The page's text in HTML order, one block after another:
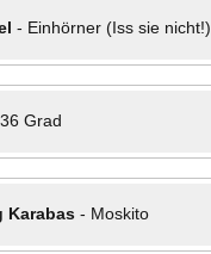
- Einhörner (Iss sie nicht!)
36 Grad
Karabas- Moskito